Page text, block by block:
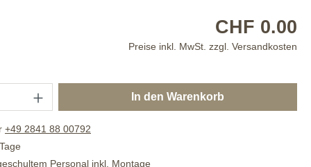
CHF 0.00
Preise inkl. MwSt. zzgl. Versandkosten
In den Warenkorb
+49 2841 88 00792
Personal inkl. Montage